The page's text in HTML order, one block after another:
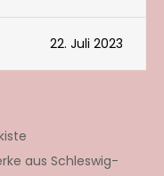
22. Juli 2023
aus Schleswig-